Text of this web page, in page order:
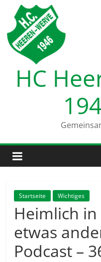
Inhalt
springen
HC
Startseite Wichtiges
Heimlich
etwas
Podcast –